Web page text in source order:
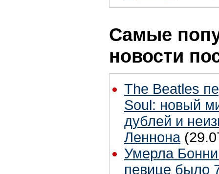
Самые
новости
The Beatles
Soul: новый
дублей и
Леннона
Умерла
певице было